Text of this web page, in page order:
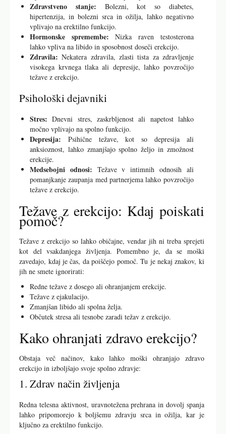
Zdravstveno stanje: Bolezni, kot so diabetes,
hipertenzija, in bolezni srca in ožilja, lahko negativno
vplivajo na erektilno funkcijo.
Hormonske spremembe: Nizka raven testosterona
lahko vpliva na libido in sposobnost doseči erekcijo.
Zdravila: Nekatera zdravila, zlasti tista za zdravljenje
visokega krvnega tlaka ali depresije, lahko povzročijo
težave z erekcijo.
Psihološki dejavniki
Stres: Dnevni stres, zaskrbljenost ali napetost lahko
močno vplivajo na spolno funkcijo.
Depresija: Psihične težave, kot so depresija ali
anksioznost, lahko zmanjšajo spolno željo in zmožnost
erekcije.
Medsebojni odnosi: Težave v intimnih odnosih ali
pomanjkanje zaupanja med partnerjema lahko povzročijo
težave z erekcijo.
Težave z erekcijo: Kdaj poiskati
pomoč?
Težave z erekcijo so lahko običajne, vendar jih ni treba sprejeti
kot del vsakdanjega življenja. Pomembno je, da se moški
zavedajo, kdaj je čas, da poiščejo pomoč. Tu je nekaj znakov, ki
jih ne smete ignorirati:
Redne težave z dosego ali ohranjanjem erekcije.
Težave z ejakulacijo.
Zmanjšan libido ali spolna želja.
Občutek stresa ali tesnobe zaradi težav z erekcijo.
Kako ohranjati zdravo erekcijo?
Obstaja več načinov, kako lahko moški ohranjajo zdravo
erekcijo in izboljšajo svoje spolno zdravje:
1. Zdrav način življenja
Redna telesna aktivnost, uravnotežena prehrana in dovolj spanja
lahko pripomorejo k boljšemu zdravju srca in ožilja, kar je
ključno za erektilno funkcijo.